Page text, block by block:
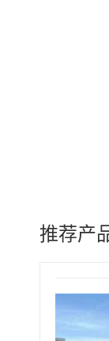
推荐产